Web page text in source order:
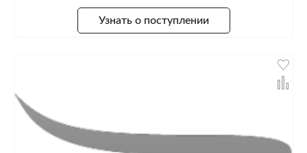
Узнать о поступлении